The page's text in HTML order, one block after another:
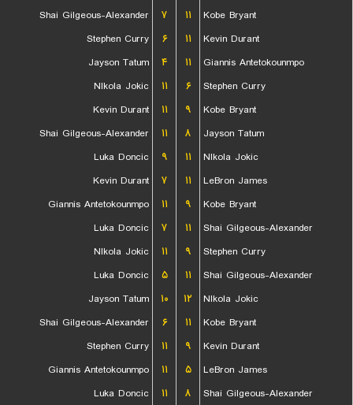
Shai Gilgeous-Alexander
۷ ۱۱
Kobe Bryant
Stephen Curry
۶ ۱۱
Kevin Durant
Jayson Tatum
۴ ۱۱
Giannis Antetokounmpo
NIkola Jokic
۱۱ ۶
Stephen Curry
Kevin Durant
۱۱ ۹
Kobe Bryant
Shai Gilgeous-Alexander
۱۱ ۸
Jayson Tatum
Luka Doncic
۹ ۱۱
NIkola Jokic
Kevin Durant
۷ ۱۱
LeBron James
Giannis Antetokounmpo
۱۱ ۹
Kobe Bryant
Luka Doncic
۷ ۱۱
Shai Gilgeous-Alexander
NIkola Jokic
۱۱ ۹
Stephen Curry
Luka Doncic
۵ ۱۱
Shai Gilgeous-Alexander
Jayson Tatum
۱۰ ۱۲
NIkola Jokic
Shai Gilgeous-Alexander
۶ ۱۱
Kobe Bryant
Stephen Curry
۱۱ ۹
Kevin Durant
Giannis Antetokounmpo
۱۱ ۵
LeBron James
Luka Doncic
۱۱ ۸
Shai Gilgeous-Alexander